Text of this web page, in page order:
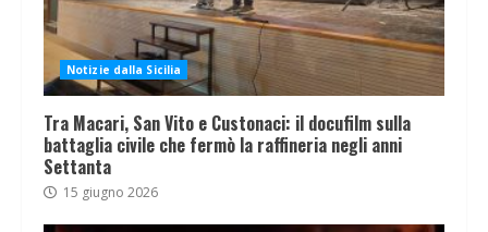
Notizie dalla Sicilia
Tra Macari, San Vito e Custonaci: il docufilm sulla
battaglia civile che fermò la raffineria negli anni
Settanta
15 giugno 2026